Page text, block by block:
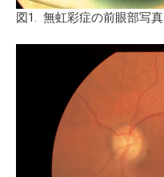
図1. 無虹彩症の前眼部写真